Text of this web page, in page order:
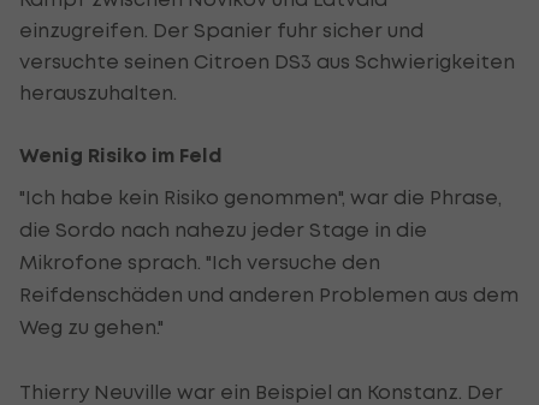
einzugreifen. Der Spanier fuhr sicher und
versuchte seinen Citroen DS3 aus Schwierigkeiten
herauszuhalten.
Wenig Risiko im Feld
"Ich habe kein Risiko genommen", war die Phrase,
die Sordo nach nahezu jeder Stage in die
Mikrofone sprach. "Ich versuche den
Reifdenschäden und anderen Problemen aus dem
Weg zu gehen."
Thierry Neuville war ein Beispiel an Konstanz. Der